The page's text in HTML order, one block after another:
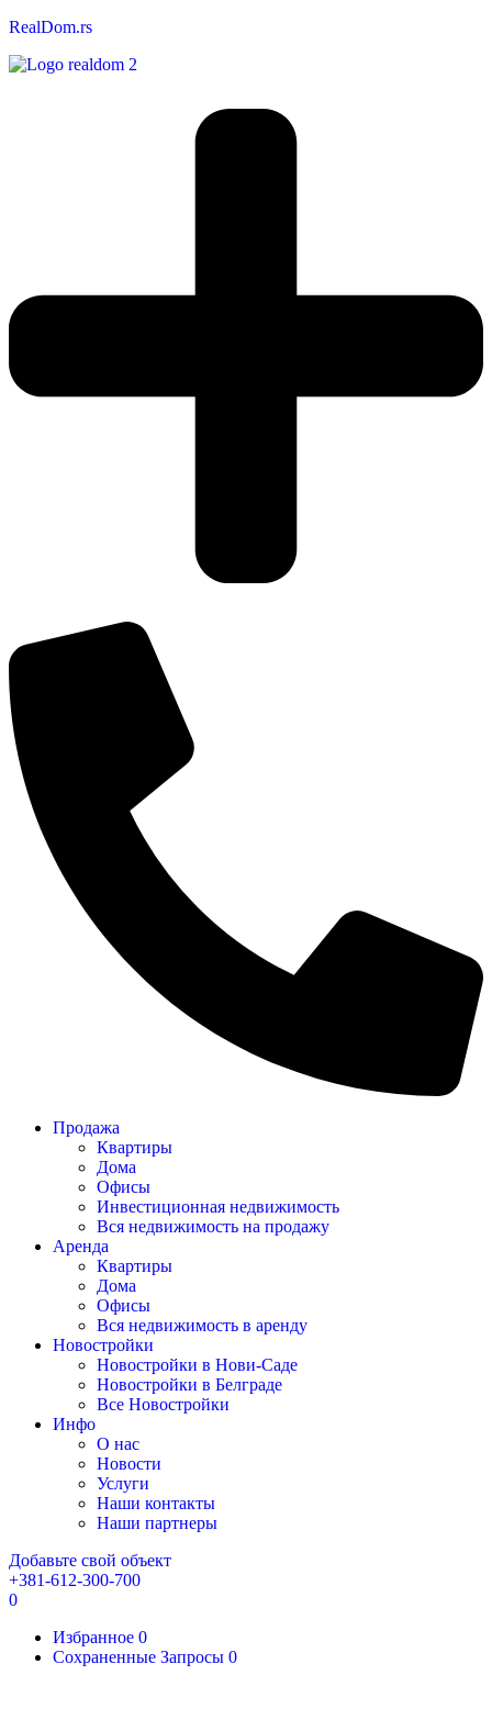
RealDom.rs
Продажа
Квартиры
Дома
Офисы
Инвестиционная недвижимость
Вся недвижимость на продажу
Аренда
Квартиры
Дома
Офисы
Вся недвижимость в аренду
Новостройки
Новостройки в Нови-Саде
Новостройки в Белграде
Все Новостройки
Инфо
О нас
Новости
Услуги
Наши контакты
Наши партнеры
Добавьте свой объект
+381-612-300-700
0
Избранное 0
Сохраненные Запросы 0